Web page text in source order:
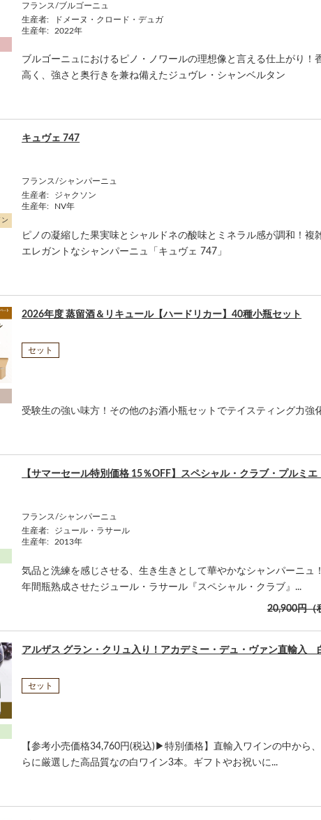
フランス/ブルゴーニュ
生産者:
ドメーヌ・クロード・デュガ
生産年:
2022年
ブルゴーニュにおけるピノ・ノワールの理想像と言える仕上がり！
高く、強さと奥行きを兼ね備えたジュヴレ・シャンベルタン
フランス/シャンパーニュ
キュヴェ 747
生産者:
ジャクソン
生産年:
NV年
ピノの凝縮した果実味とシャルドネの酸味とミネラル感が調和！複
エレガントなシャンパーニュ「キュヴェ 747」
セット
2026年度 蒸留酒＆リキュール【ハードリカー】40種小瓶セット
受験生の強い味方！その他のお酒小瓶セットでテイスティング力強
フランス/シャンパーニュ
【サマーセール特別価格 15％OFF】スペシャル・クラブ・プルミ
生産者:
ジュール・ラサール
生産年:
2013年
気品と洗練を感じさせる、生き生きとして華やかなシャンパーニュ
年間瓶熟成させたジュール・ラサール『スペシャル・クラブ』...
20,900円（
セット
アルザス グラン・クリュ入り！アカデミー・デュ・ヴァン直輸入
【参考小売価格34,760円(税込)▶特別価格】直輸入ワインの中から、
らに厳選した高品質なの白ワイン3本。ギフトやお祝いに...